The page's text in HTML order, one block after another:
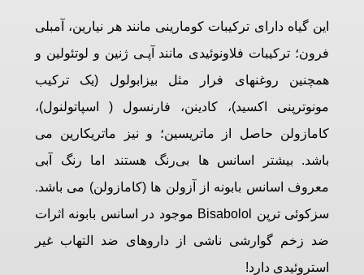
این گیاه دارای ترکیبات کومارینی مانند هر نیارین، آمبلی
فرون؛ ترکیبات فلاونوئیدی مانند آپـی ژنین و لوتئولین و
همچنین روغنهای فرار مثل بیزابولول (یک ترکیب
مونوترپنی اکسید)، کادینن، فارنسول ( اسپاتولنول)،
کامازولن حاصل از ماتریسین؛ و نیز ماتریکارین می
باشد. بیشتر اسانس ها بی‌رنگ هستند اما رنگ آبی
معروف اسانس بابونه از آزولن ها (کامازولن) می باشد.
سزکوئی ترپن Bisabolol موجود در اسانس بابونه اثرات
ضد زخم گوارشی ناشی از داروهای ضد التهاب غیر
استروئیدی دارد!